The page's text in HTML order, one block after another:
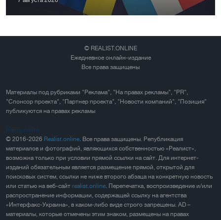
© REALIST.ONLINE
Ежедневное онлайн-издание
Все права защищены
Материалы под рубриками "Реклама", "На правах рекламы", "PR",
"Спонсор проекта", "Партнер проекта", "Новости компаний", "Позиция"
публикуются на правах рекламы
Карта сайта
© 2016-2026 Realist.online. Все права защищены. Републикация
материалов и фотографий, являющихся собственностью «Реалист»,
возможна только при условии прямой ссылки на сайт. Для интернет-
изданий обязательным является размещение прямой, открытой для
поисковых систем, ссылки не ниже второго абзаца на конкретную новость
или статью на веб-сайт realist.online. Перепечатка, воспроизведение и/или
распространение информации, содержащей ссылку на агентства
«Интерфакс-Украина», в каком-либо виде строго запрещены. AD –
материалы, которые отмечены этим знаком, размещены на правах